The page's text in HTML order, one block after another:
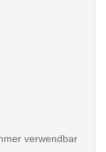
verwendbar